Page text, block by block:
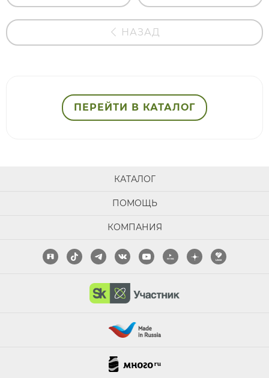
НАЗАД
ПЕРЕЙТИ В КАТАЛОГ
КАТАЛОГ
ПОМОЩЬ
КОМПАНИЯ